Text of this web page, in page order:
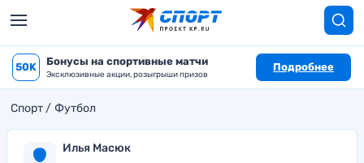
50K Бонусы на спортивные матчи
Эксклюзивные акции, розыгрыши призов
Подробнее
Спорт Футбол
Илья Масюк